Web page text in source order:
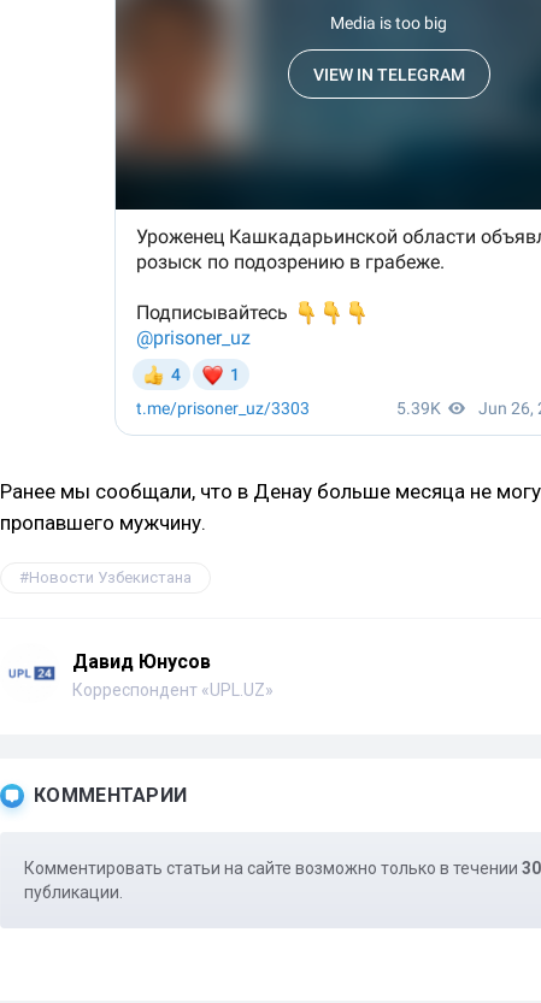
Ранее мы сообщали, что в Денау больше месяца не
пропавшего мужчину.
Новости Узбекистана
Давид Юнусов
Корреспондент «UPL.UZ»
КОММЕНТАРИИ
Комментировать статьи на сайте возможно только в течении 30
публикации.